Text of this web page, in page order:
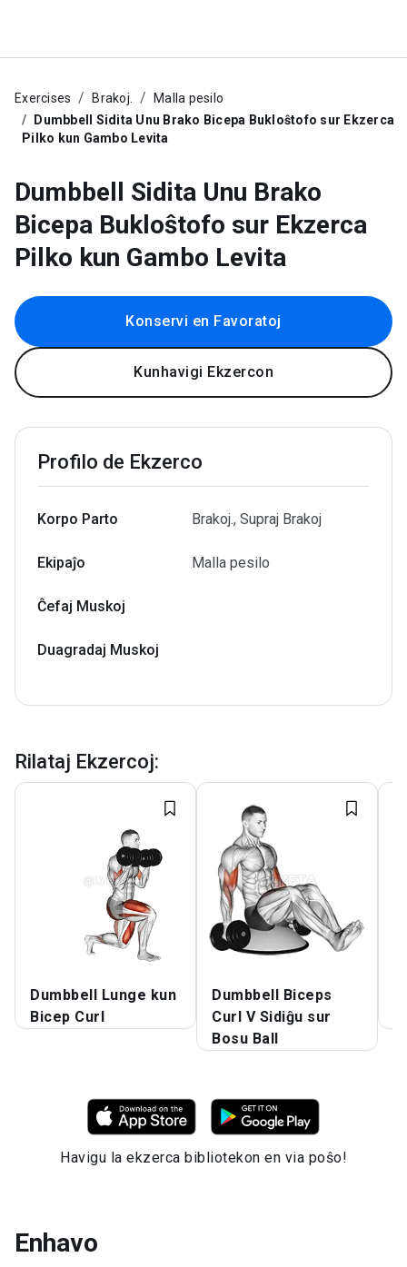
Exercises Brakoj.
Malla pesilo
Dumbbell Sidita Unu Brako Bicepa Bukloŝtofo sur Ekzerca
Pilko kun Gambo Levita
Dumbbell Sidita Unu Brako
Bicepa Bukloŝtofo sur Ekzerca
Pilko kun Gambo Levita
Konservi en Favoratoj
Kunhavigi Ekzercon
Profilo de Ekzerco
Korpo Parto Brakoj., Supraj Brakoj
Ekipaĵo Malla pesilo
Ĉefaj Muskoj
Duagradaj Muskoj
Rilataj Ekzercoj:
Dumbbell Lunge kun
Bicep Curl
Dumbbell Biceps
Curl V Sidiĝu sur
Bosu Ball
Havigu la ekzerca bibliotekon en via poŝo!
Enhavo